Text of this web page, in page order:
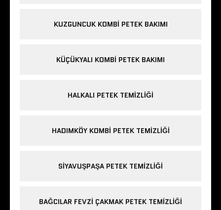
KUZGUNCUK KOMBI PETEK BAKIMI
KÜÇÜKYALI KOMBI PETEK BAKIMI
HALKALI PETEK TEMIZLIĞI
HADIMKÖY KOMBI PETEK TEMIZLIĞI
SIYAVUŞPAŞA PETEK TEMIZLIĞI
BAĞCILAR FEVZI ÇAKMAK PETEK TEMIZLIĞI